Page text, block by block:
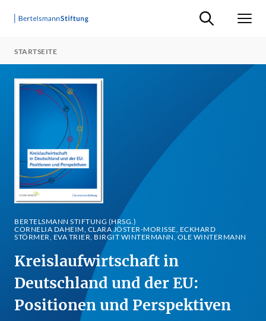
Suche ein-/
STARTSEITE
BERTELSMANN STIFTUNG (HRSG.)
CORNELIA DAHEIM, CLARA JÖSTER-MORISSE, ECKHARD
STÖRMER, EVA TRIER, BIRGIT WINTERMANN, OLE WINTERMANN
Kreislaufwirtschaft in
Deutschland und der EU:
Positionen und Perspektiven